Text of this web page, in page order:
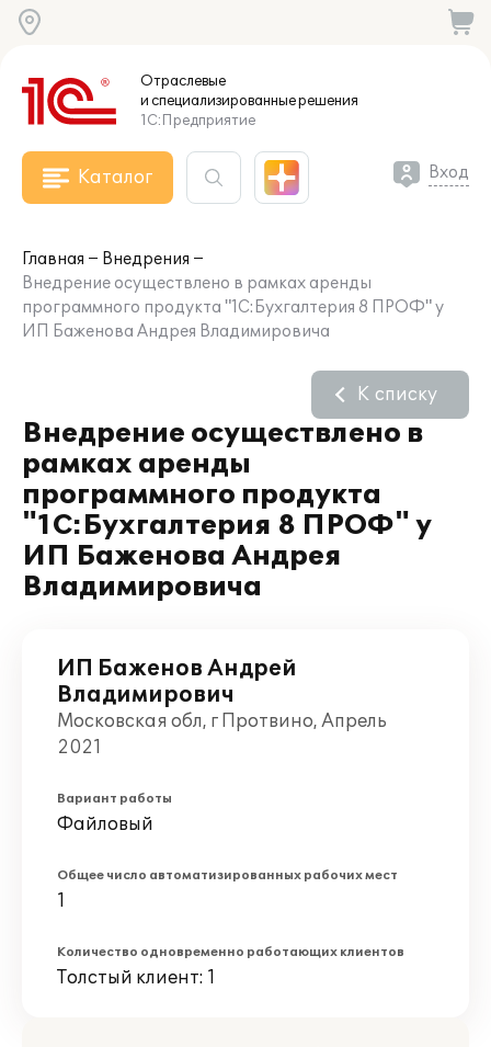
Отраслевые
и специализированныерешения
1С:Предприятие
Каталог Вход
Главная
Внедрения
Внедрение осуществлено в рамках аренды
программного продукта "1С:Бухгалтерия 8 ПРОФ" у
ИП Баженова Андрея Владимировича
Внедрение осуществлено в
рамках аренды
программного продукта
"1С:Бухгалтерия 8 ПРОФ" у
ИП Баженова Андрея
Владимировича
К списку
ИП Баженов Андрей
Владимирович
Московская обл, г Протвино, Апрель
2021
Вариант работы
Файловый
Общее число автоматизированных рабочих мест
1
Количество одновременно работающих клиентов
Толстый клиент: 1